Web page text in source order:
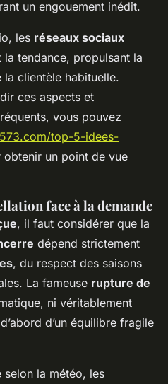
un engouement inédit.
les réseaux sociaux
tendance, propulsant la
clientèle habituelle.
ces aspects et
vous pouvez
top-5-idees-
obtenir un point de vue
face à la demande
, il faut considérer que la
dépend strictement
, du respect des saisons
La fameuse rupture de
ni véritablement
d’un équilibre fragile
selon la météo, les